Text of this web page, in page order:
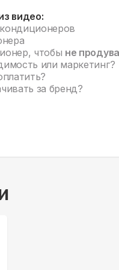
видео:
кондиционеров
чтобы не
или маркетинг?
за бренд?